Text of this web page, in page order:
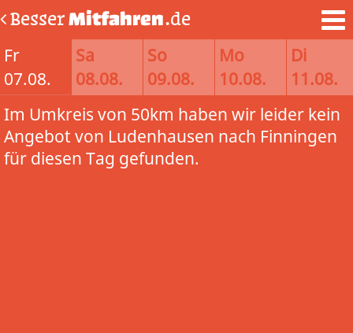
BesserMitfahren.de
Fr
07.08.
Sa
08.08.
So
09.08.
Mo
10.08.
Di
11.08.
Im Umkreis von 50km haben wir leider kein
Angebot von Ludenhausen nach Finningen
für diesen Tag gefunden.